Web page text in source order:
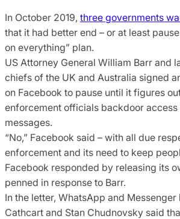
In October 2019, three governments
that it had better end – or at least
on everything” plan.
US Attorney General William Barr and
chiefs of the UK and Australia signed
on Facebook to pause until it figures
enforcement officials backdoor access
messages.
“No,” Facebook said – with all due
enforcement and its need to keep
Facebook responded by releasing its
penned in response to Barr.
In the letter, WhatsApp and Messenger
Cathcart and Stan Chudnovsky said